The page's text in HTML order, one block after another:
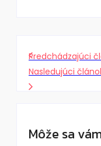
Predchádzajúci
Nasledujúci
Môže sa